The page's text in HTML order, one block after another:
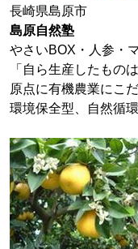
長崎県島原市
島原自然塾
やさいBOX・人参・
「自ら生産したもの
原点に有機農業にこ
環境保全型、自然循